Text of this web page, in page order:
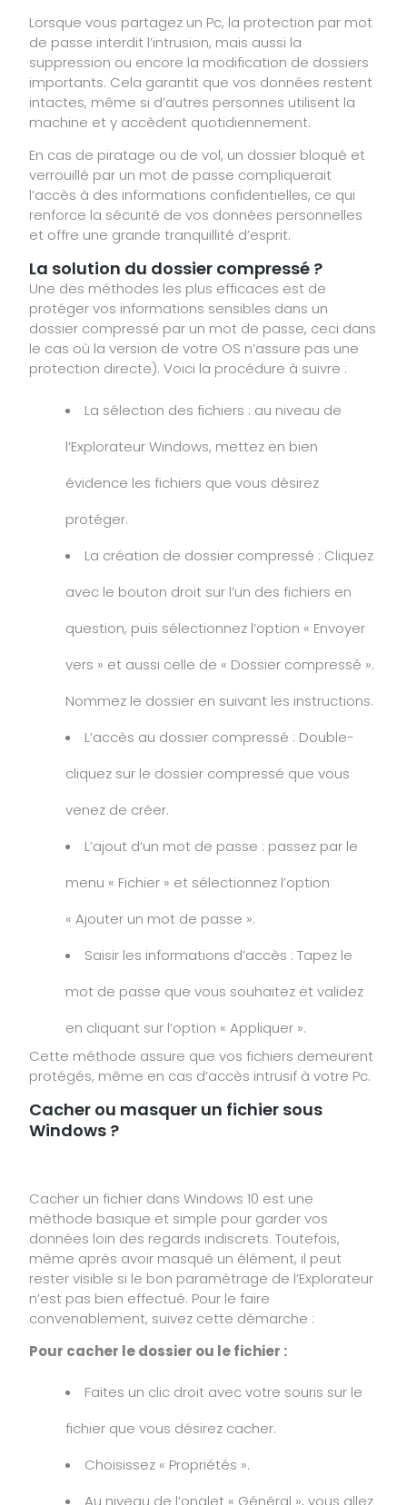
Lorsque vous partagez un Pc, la protection par mot
de passe interdit l’intrusion, mais aussi la
suppression ou encore la modification de dossiers
importants. Cela garantit que vos données restent
intactes, même si d’autres personnes utilisent la
machine et y accèdent quotidiennement.
En cas de piratage ou de vol, un dossier bloqué et
verrouillé par un mot de passe compliquerait
l’accès à des informations confidentielles, ce qui
renforce la sécurité de vos données personnelles
et offre une grande tranquillité d’esprit.
La solution du dossier compressé ?
Une des méthodes les plus efficaces est de
protéger vos informations sensibles dans un
dossier compressé par un mot de passe, ceci dans
le cas où la version de votre OS n’assure pas une
protection directe). Voici la procédure à suivre :
La sélection des fichiers : au niveau de
l’Explorateur Windows, mettez en bien
évidence les fichiers que vous désirez
protéger.
La création de dossier compressé : Cliquez
avec le bouton droit sur l’un des fichiers en
question, puis sélectionnez l’option « Envoyer
vers » et aussi celle de « Dossier compressé ».
Nommez le dossier en suivant les instructions.
L’accès au dossier compressé : Double-
cliquez sur le dossier compressé que vous
venez de créer.
L’ajout d‘un mot de passe : passez par le
menu « Fichier » et sélectionnez l’option
« Ajouter un mot de passe ».
Saisir les informations d’accès : Tapez le
mot de passe que vous souhaitez et validez
en cliquant sur l’option « Appliquer ».
Cette méthode assure que vos fichiers demeurent
protégés, même en cas d’accès intrusif à votre Pc.
Cacher ou masquer un fichier sous
Windows ?
Cacher un fichier dans Windows 10 est une
méthode basique et simple pour garder vos
données loin des regards indiscrets. Toutefois,
même après avoir masqué un élément, il peut
rester visible si le bon paramétrage de l’Explorateur
n’est pas bien effectué. Pour le faire
convenablement, suivez cette démarche :
Pour cacher le dossier ou le fichier :
Faites un clic droit avec votre souris sur le
fichier que vous désirez cacher.
Choisissez « Propriétés ».